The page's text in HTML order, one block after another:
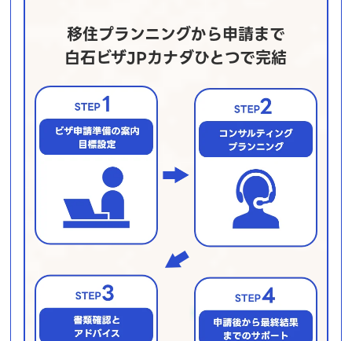
移住プランニングから申請まで
白石ビザJPカナダひとつで完結